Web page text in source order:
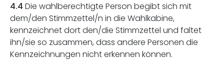
4.4 Die wahlberechtigte Person begibt sich mit
dem/den Stimmzettel/n in die Wahlkabine,
kennzeichnet dort den/die Stimmzettel und faltet
ihn/sie so zusammen, dass andere Personen die
Kennzeichnungen nicht erkennen können.